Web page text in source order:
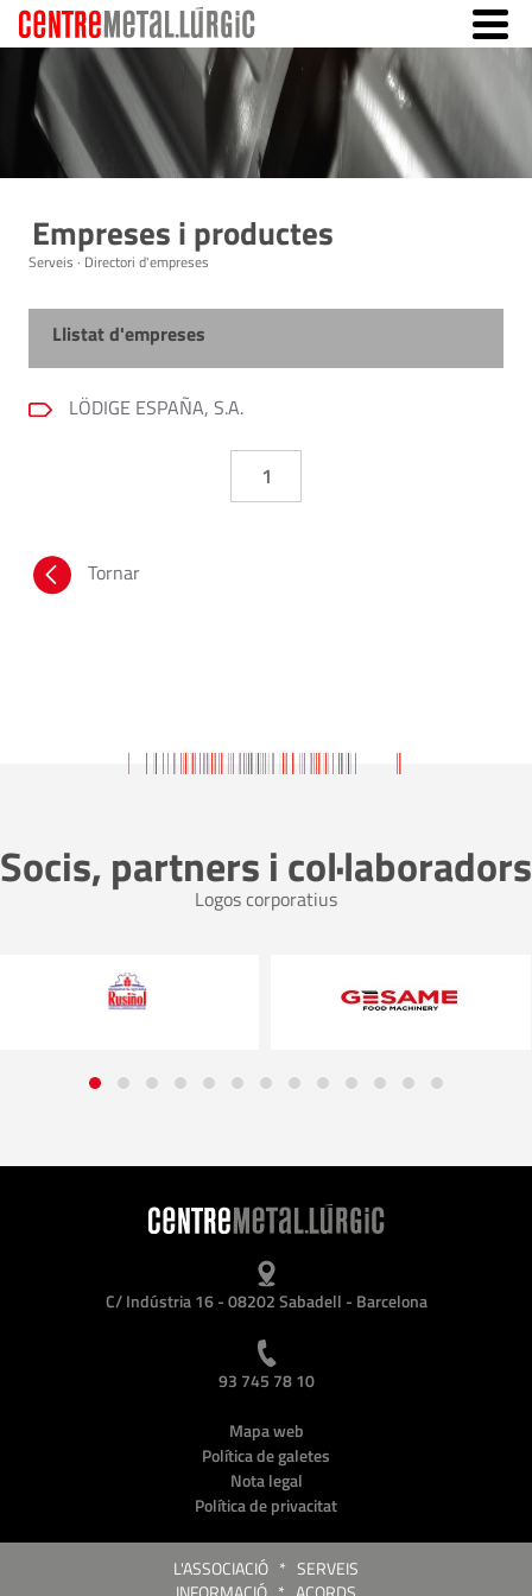
Empreses i productes
Serveis · Directori d'empreses
Llistat d'empreses
LÖDIGE ESPAÑA, S.A.
1
Tornar
Socis, partners i col·laboradors
Logos corporatius
C/ Indústria 16 - 08202 Sabadell - Barcelona
93 745 78 10
Mapa web
Política de galetes
Nota legal
Política de privacitat
L'ASSOCIACIÓ * SERVEIS